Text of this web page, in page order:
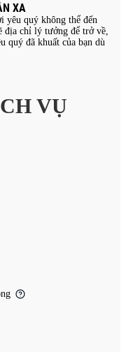
XA
yêu quý không thể đến
địa chỉ lý tưởng để trở về,
quý đã khuất của bạn dù
VỤ